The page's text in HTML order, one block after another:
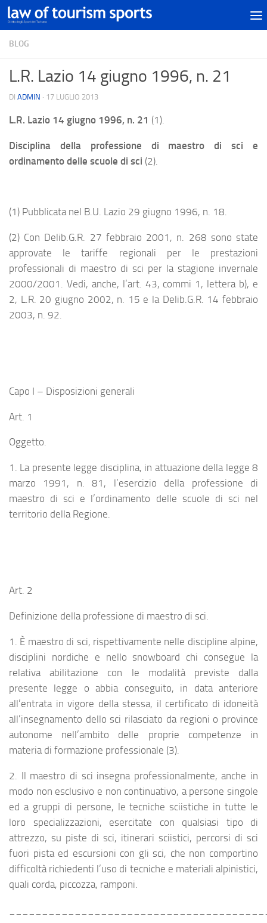
BLOG
L.R. Lazio 14 giugno 1996, n. 21
DI ADMIN · 17 LUGLIO 2013
L.R. Lazio 14 giugno 1996, n. 21 (1).
Disciplina della professione di maestro di sci e
ordinamento delle scuole di sci (2).
(1) Pubblicata nel B.U. Lazio 29 giugno 1996, n. 18.
(2) Con Delib.G.R. 27 febbraio 2001, n. 268 sono state
approvate le tariffe regionali per le prestazioni
professionali di maestro di sci per la stagione invernale
2000/2001. Vedi, anche, l’art. 43, commi 1, lettera b), e
2, L.R. 20 giugno 2002, n. 15 e la Delib.G.R. 14 febbraio
2003, n. 92.
Capo I – Disposizioni generali
Art. 1
Oggetto.
1. La presente legge disciplina, in attuazione della legge 8
marzo 1991, n. 81, l’esercizio della professione di
maestro di sci e l’ordinamento delle scuole di sci nel
territorio della Regione.
Art. 2
Definizione della professione di maestro di sci.
1. È maestro di sci, rispettivamente nelle discipline alpine,
disciplini nordiche e nello snowboard chi consegue la
relativa abilitazione con le modalità previste dalla
presente legge o abbia conseguito, in data anteriore
all’entrata in vigore della stessa, il certificato di idoneità
all’insegnamento dello sci rilasciato da regioni o province
autonome nell’ambito delle proprie competenze in
materia di formazione professionale (3).
2. Il maestro di sci insegna professionalmente, anche in
modo non esclusivo e non continuativo, a persone singole
ed a gruppi di persone, le tecniche sciistiche in tutte le
loro specializzazioni, esercitate con qualsiasi tipo di
attrezzo, su piste di sci, itinerari sciistici, percorsi di sci
fuori pista ed escursioni con gli sci, che non comportino
difficoltà richiedenti l’uso di tecniche e materiali alpinistici,
quali corda, piccozza, ramponi.